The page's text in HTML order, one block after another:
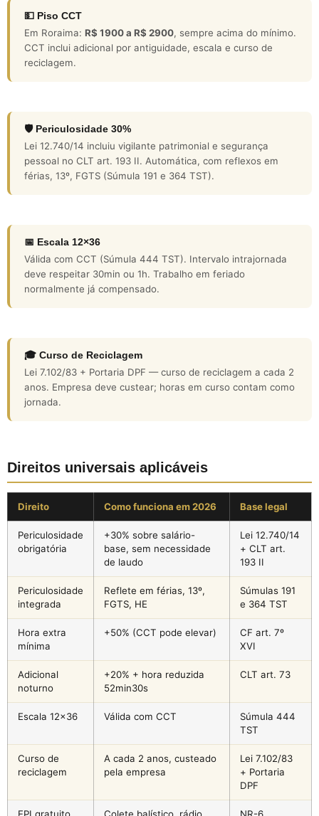
💵 Piso CCT
Em Roraima: R$ 1900 a R$ 2900, sempre acima do mínimo.
CCT inclui adicional por antiguidade, escala e curso de
reciclagem.
🛡️ Periculosidade 30%
Lei 12.740/14 incluiu vigilante patrimonial e segurança
pessoal no CLT art. 193 II. Automática, com reflexos em
férias, 13º, FGTS (Súmula 191 e 364 TST).
📅 Escala 12×36
Válida com CCT (Súmula 444 TST). Intervalo intrajornada
deve respeitar 30min ou 1h. Trabalho em feriado
normalmente já compensado.
🎓 Curso de Reciclagem
Lei 7.102/83 + Portaria DPF — curso de reciclagem a cada 2
anos. Empresa deve custear; horas em curso contam como
jornada.
Direitos universais aplicáveis
Direito Como funciona em 2026 Base legal
Periculosidade
obrigatória
+30% sobre salário-
base, sem necessidade
de laudo
Lei 12.740/14
+ CLT art.
193 II
Periculosidade
integrada
Reflete em férias, 13º,
FGTS, HE
Súmulas 191
e 364 TST
Hora extra
mínima
+50% (CCT pode elevar)
CF art. 7º
XVI
Adicional
noturno
+20% + hora reduzida
52min30s
CLT art. 73
Escala 12×36 Válida com CCT
Súmula 444
TST
Curso de
reciclagem
A cada 2 anos, custeado
pela empresa
Lei 7.102/83
+ Portaria
DPF
EPI gratuito
Colete balístico, rádio,
NR-6